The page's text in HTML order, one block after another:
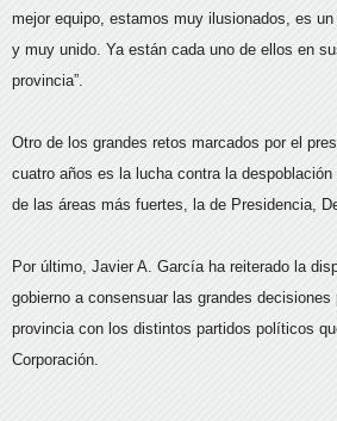
mejor equipo, estamos muy ilusionados, es
y muy unido. Ya están cada uno de ellos en
provincia”.
Otro de los grandes retos marcados por el
cuatro años es la lucha contra la
de las áreas más fuertes, la de Presidencia,
Por último, Javier A. García ha reiterado la
gobierno a consensuar las grandes
provincia con los distintos partidos políticos
Corporación.